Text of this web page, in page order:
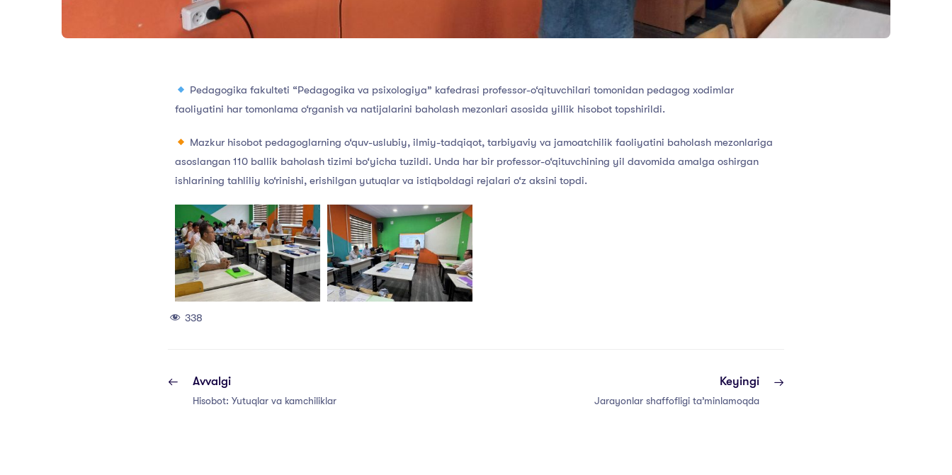
Pedagogika fakulteti “Pedagogika va psixologiya” kafedrasi professor-o‘qituvchilari tomonidan pedagog xodimlar
faoliyatini har tomonlama o‘rganish va natijalarini baholash mezonlari asosida yillik hisobot topshirildi.
Mazkur hisobot pedagoglarning o‘quv-uslubiy, ilmiy-tadqiqot, tarbiyaviy va jamoatchilik faoliyatini baholash mezonlariga
asoslangan 110 ballik baholash tizimi bo‘yicha tuzildi. Unda har bir professor-o‘qituvchining yil davomida amalga oshirgan
ishlarining tahliliy ko‘rinishi, erishilgan yutuqlar va istiqboldagi rejalari o‘z aksini topdi.
338
Avvalgi
Hisobot: Yutuqlar va kamchiliklar
Keyingi
Jarayonlar shaffofligi ta’minlamoqda